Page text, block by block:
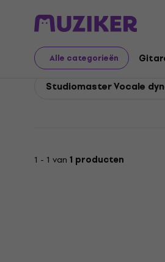
Alle categorieën
Studiomaster
Studiomaster Vocale
1 - 1 van 1 producten